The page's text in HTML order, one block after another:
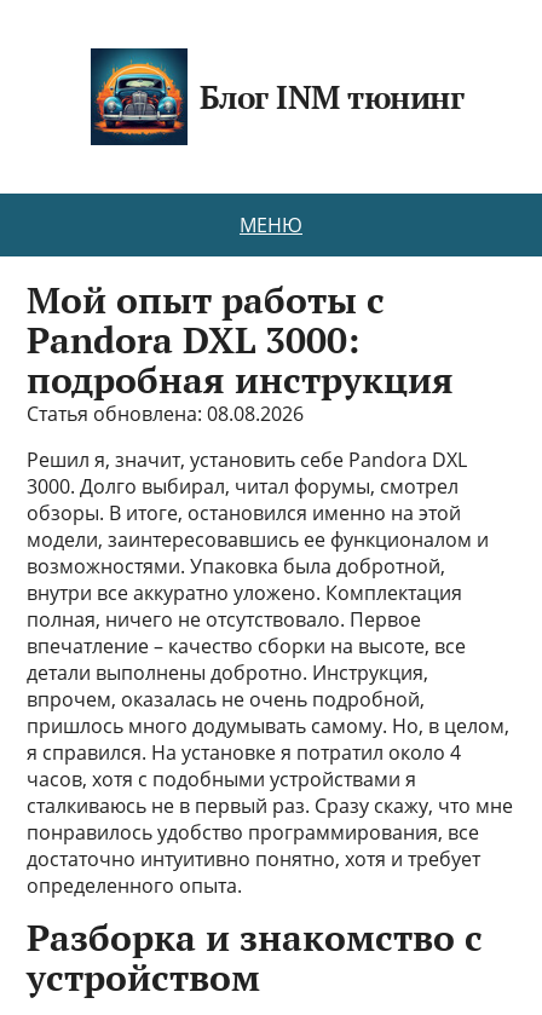
Блог INM тюнинг
МЕНЮ
Мой опыт работы с
Pandora DXL 3000:
подробная инструкция
Статья обновлена: 08.08.2026
Решил я, значит, установить себе Pandora DXL
3000. Долго выбирал, читал форумы, смотрел
обзоры. В итоге, остановился именно на этой
модели, заинтересовавшись ее функционалом и
возможностями. Упаковка была добротной,
внутри все аккуратно уложено. Комплектация
полная, ничего не отсутствовало. Первое
впечатление – качество сборки на высоте, все
детали выполнены добротно. Инструкция,
впрочем, оказалась не очень подробной,
пришлось много додумывать самому. Но, в целом,
я справился. На установке я потратил около 4
часов, хотя с подобными устройствами я
сталкиваюсь не в первый раз. Сразу скажу, что мне
понравилось удобство программирования, все
достаточно интуитивно понятно, хотя и требует
определенного опыта.
Разборка и знакомство с
устройством